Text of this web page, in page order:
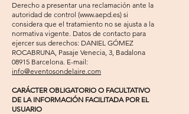
Derecho a presentar una reclamación ante la
autoridad de control (www.aepd.es) si
considera que el tratamiento no se ajusta a la
normativa vigente. Datos de contacto para
ejercer sus derechos: DANIEL GÓMEZ
ROCABRUNA, Pasaje Venecia, 3, Badalona
08915 Barcelona​. E-mail:
info@eventosondelaire.com
CARÁCTER OBLIGATORIO O FACULTATIVO
DE LA INFORMACIÓN FACILITADA POR EL
USUARIO